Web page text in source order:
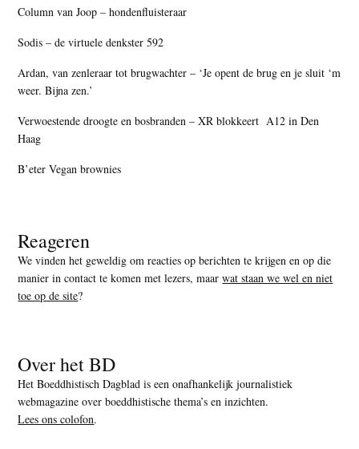
Column van Joop – hondenfluisteraar
Sodis – de virtuele denkster 592
Ardan, van zenleraar tot brugwachter – ‘Je opent de brug en je sluit ‘m
weer. Bijna zen.’
Verwoestende droogte en bosbranden – XR blokkeert A12 in Den
Haag
B’eter Vegan brownies
Reageren
We vinden het geweldig om reacties op berichten te krijgen en op die
manier in contact te komen met lezers, maarwat staan we wel en niet
toe op de site?
Over het BD
Het Boeddhistisch Dagblad is een onafhankelijk journalistiek
webmagazine over boeddhistische thema’s en inzichten.
Lees ons colofon.